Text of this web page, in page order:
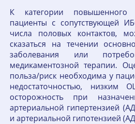
К категории повышенного
пациенты с сопутствующей
числа половых контактов,
сказаться на течении
заболевания или
медикаментозной терапии.
польза/риск необходима у
недостаточностью,
осторожность при
артериальной гипертензией
и артериальной гипотензией